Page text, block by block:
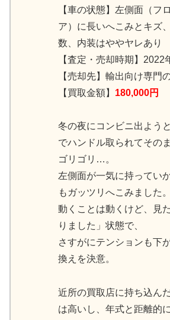
【車の状態】左側面（フ
ア）に長いへこみとキズ
数、内装はややヤレあり
【査定・売却時期】2022
【売却先】輸出向け専門
【買取金額】 180,000円
冬の夜にコンビニ出よう
でハンドル取られてその
ゴリゴリ…。
左側面が一気に持ってい
もガッツリへこみました。
動くことは動くけど、見
りました」状態で、
さすがにテンションも下
換えを決意。
近所の買取店に持ち込ん
は高いし、年式と距離的